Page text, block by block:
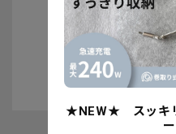
認知症予防へ
★NEW★ スッキ